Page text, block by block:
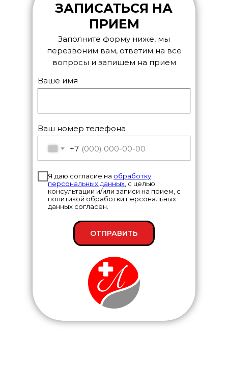
ЗАПИСАТЬСЯ НА
ПРИЕМ
Ваше имя
Ваш номер телефона
+7
Я даю согласие на обработку
персональных данных, с целью
консультации и/или записи на прием, с
политикой обработки персональных
данных согласен.
ОТПРАВИТЬ
Заполните форму ниже, мы
перезвоним вам, ответим на все
вопросы и запишем на прием